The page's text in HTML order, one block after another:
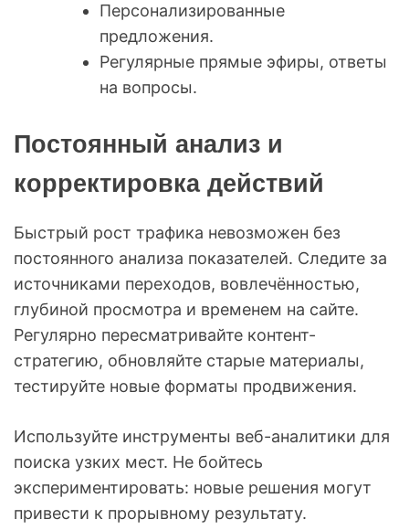
Персонализированные
предложения.
Регулярные прямые эфиры, ответы
на вопросы.
Постоянный анализ и
корректировка действий
Быстрый рост трафика невозможен без
постоянного анализа показателей. Следите за
источниками переходов, вовлечённостью,
глубиной просмотра и временем на сайте.
Регулярно пересматривайте контент-
стратегию, обновляйте старые материалы,
тестируйте новые форматы продвижения.
Используйте инструменты веб-аналитики для
поиска узких мест. Не бойтесь
экспериментировать: новые решения могут
привести к прорывному результату.